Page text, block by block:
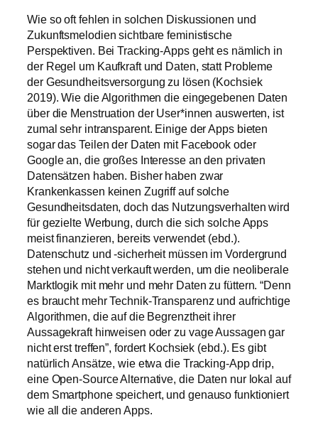
Wie so oft fehlen in solchen Diskussionen und
Zukunftsmelodien sichtbare feministische
Perspektiven. Bei Tracking-Apps geht es nämlich in
der Regel um Kaufkraft und Daten, statt Probleme
der Gesundheitsversorgung zu lösen (Kochsiek
2019). Wie die Algorithmen die eingegebenen Daten
über die Menstruation der User*innen auswerten, ist
zumal sehr intransparent. Einige der Apps bieten
sogar das Teilen der Daten mit Facebook oder
Google an, die großes Interesse an den privaten
Datensätzen haben. Bisher haben zwar
Krankenkassen keinen Zugriff auf solche
Gesundheitsdaten, doch das Nutzungsverhalten wird
für gezielte Werbung, durch die sich solche Apps
meist finanzieren, bereits verwendet (ebd.).
Datenschutz und -sicherheit müssen im Vordergrund
stehen und nicht verkauft werden, um die neoliberale
Marktlogik mit mehr und mehr Daten zu füttern. “Denn
es braucht mehr Technik-Transparenz und aufrichtige
Algorithmen, die auf die Begrenztheit ihrer
Aussagekraft hinweisen oder zu vage Aussagen gar
nicht erst treffen”, fordert Kochsiek (ebd.). Es gibt
natürlich Ansätze, wie etwa die Tracking-App drip,
eine Open-Source Alternative, die Daten nur lokal auf
dem Smartphone speichert, und genauso funktioniert
wie all die anderen Apps.